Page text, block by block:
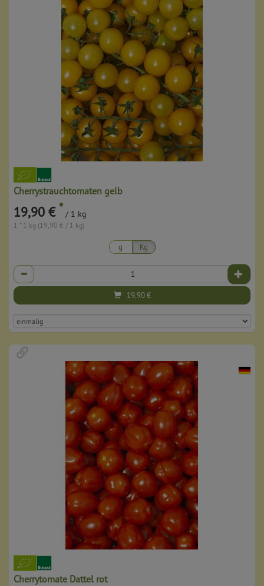
Cherrystrauchtomaten gelb
19,90 € * / 1 kg
1 * 1 kg (19,90 € / 1 kg)
g Kg
Anzahl
19,90€
Cherrytomate Dattel rot